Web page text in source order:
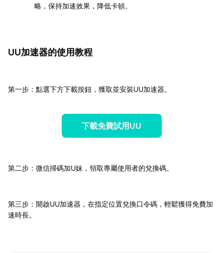
略，保持加速效果，降低卡頓。
UU加速器的使用教程
第一步：點選下方下載按鈕，獲取並安裝UU加速器。
下載免費試用UU
第二步：微信掃碼加U妹，領取專屬使用者的兌換碼。
第三步：開啟UU加速器，在指定位置兌換口令碼，輕鬆獲得免費加
速時長。